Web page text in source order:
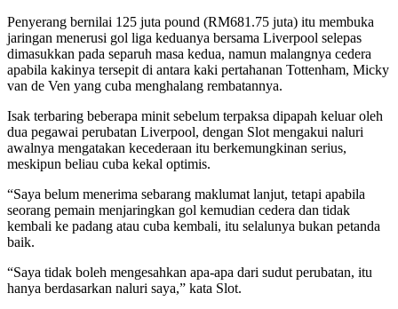
Penyerang bernilai 125 juta pound (RM681.75 juta) itu membuka
jaringan menerusi gol liga keduanya bersama Liverpool selepas
dimasukkan pada separuh masa kedua, namun malangnya cedera
apabila kakinya tersepit di antara kaki pertahanan Tottenham, Micky
van de Ven yang cuba menghalang rembatannya.
Isak terbaring beberapa minit sebelum terpaksa dipapah keluar oleh
dua pegawai perubatan Liverpool, dengan Slot mengakui naluri
awalnya mengatakan kecederaan itu berkemungkinan serius,
meskipun beliau cuba kekal optimis.
“Saya belum menerima sebarang maklumat lanjut, tetapi apabila
seorang pemain menjaringkan gol kemudian cedera dan tidak
kembali ke padang atau cuba kembali, itu selalunya bukan petanda
baik.
“Saya tidak boleh mengesahkan apa-apa dari sudut perubatan, itu
hanya berdasarkan naluri saya,” kata Slot.